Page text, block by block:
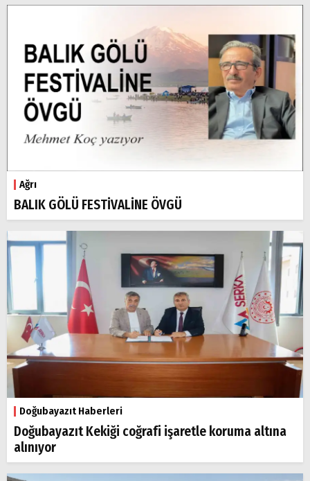
Ağrı
BALIK GÖLÜ FESTİVALİNE ÖVGÜ
Doğubayazıt Haberleri
Doğubayazıt Kekiği coğrafi işaretle koruma altına
alınıyor